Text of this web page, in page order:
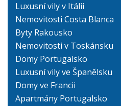
Luxusní vily v Itálii
Nemovitosti Costa Blanca
Byty Rakousko
Nemovitosti v Toskánsku
Domy Portugalsko
Luxusní vily ve Španělsku
Domy ve Francii
Apartmány Portugalsko